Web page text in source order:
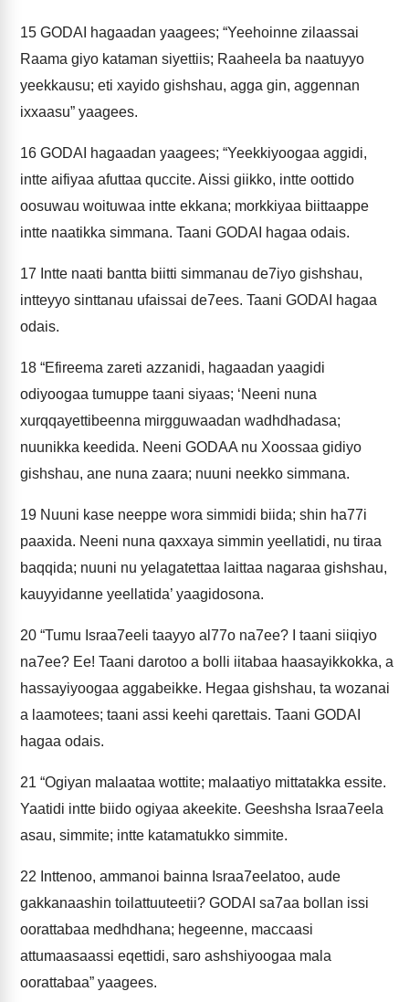
15 GODAI hagaadan yaagees; “Yeehoinne zilaassai
Raama giyo kataman siyettiis; Raaheela ba naatuyyo
yeekkausu; eti xayido gishshau, agga gin, aggennan
ixxaasu” yaagees.
16 GODAI hagaadan yaagees; “Yeekkiyoogaa aggidi,
intte aifiyaa afuttaa quccite. Aissi giikko, intte oottido
oosuwau woituwaa intte ekkana; morkkiyaa biittaappe
intte naatikka simmana. Taani GODAI hagaa odais.
17 Intte naati bantta biitti simmanau de7iyo gishshau,
intteyyo sinttanau ufaissai de7ees. Taani GODAI hagaa
odais.
18 “Efireema zareti azzanidi, hagaadan yaagidi
odiyoogaa tumuppe taani siyaas; ‘Neeni nuna
xurqqayettibeenna mirgguwaadan wadhdhadasa;
nuunikka keedida. Neeni GODAA nu Xoossaa gidiyo
gishshau, ane nuna zaara; nuuni neekko simmana.
19 Nuuni kase neeppe wora simmidi biida; shin ha77i
paaxida. Neeni nuna qaxxaya simmin yeellatidi, nu tiraa
baqqida; nuuni nu yelagatettaa laittaa nagaraa gishshau,
kauyyidanne yeellatida’ yaagidosona.
20 “Tumu Israa7eeli taayyo al77o na7ee? I taani siiqiyo
na7ee? Ee! Taani darotoo a bolli iitabaa haasayikkokka, a
hassayiyoogaa aggabeikke. Hegaa gishshau, ta wozanai
a laamotees; taani assi keehi qarettais. Taani GODAI
hagaa odais.
21 “Ogiyan malaataa wottite; malaatiyo mittatakka essite.
Yaatidi intte biido ogiyaa akeekite. Geeshsha Israa7eela
asau, simmite; intte katamatukko simmite.
22 Inttenoo, ammanoi bainna Israa7eelatoo, aude
gakkanaashin toilattuuteetii? GODAI sa7aa bollan issi
oorattabaa medhdhana; hegeenne, maccaasi
attumaasaassi eqettidi, saro ashshiyoogaa mala
oorattabaa” yaagees.